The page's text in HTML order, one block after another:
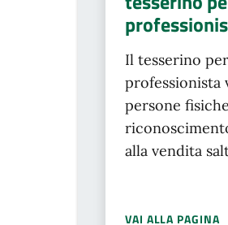
Il tesserino
professionista
persone
alla vendita
VAI ALLA PAGINA